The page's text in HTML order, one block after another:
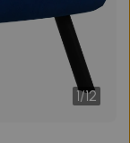
1/12